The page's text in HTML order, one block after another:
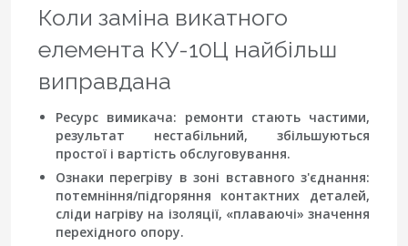
Коли заміна викатного
елемента КУ-10Ц найбільш
виправдана
Ресурс вимикача: ремонти стають частими,
результат нестабільний, збільшуються
простої і вартість обслуговування.
Ознаки перегріву в зоні вставного з'єднання:
потемніння/підгоряння контактних деталей,
сліди нагріву на ізоляції, «плаваючі» значення
перехідного опору.